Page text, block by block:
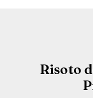
Risoto